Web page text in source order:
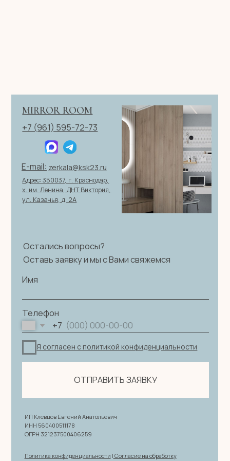
© 2026 ИП Клевцов Е.А.Все права защищены.
Политика конфиденциальности |Согласие на обработку
ИНН 560400511178
ОГРН 321237500406259